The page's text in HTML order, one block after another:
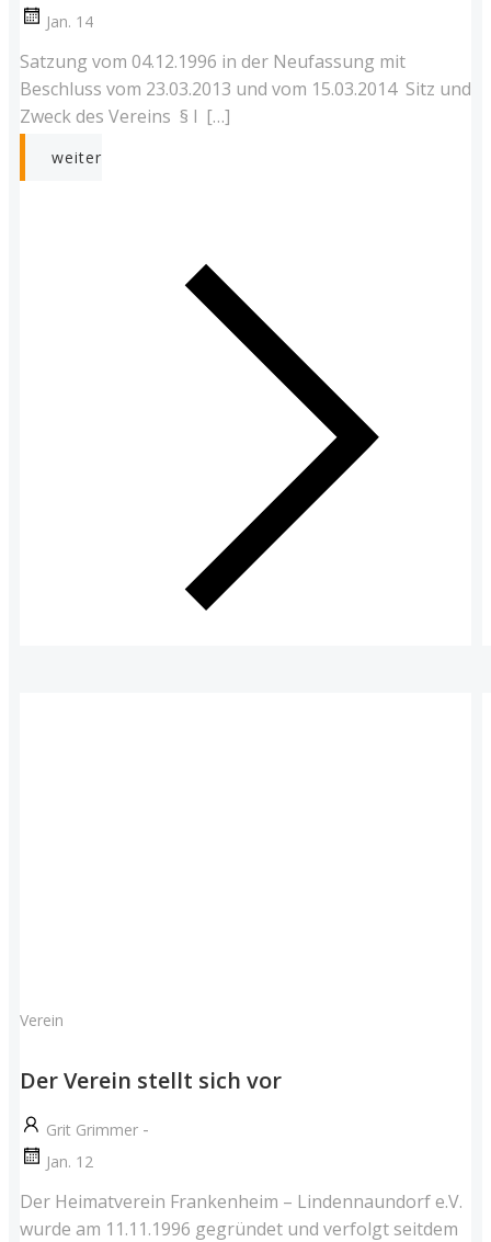
Jan. 14
Satzung vom 04.12.1996 in der Neufassung mit
Beschluss vom 23.03.2013 und vom 15.03.2014 Sitz und
Zweck des Vereins § l […]
weiter
Verein
Der Verein stellt sich vor
Grit Grimmer -
Jan. 12
Der Heimatverein Frankenheim – Lindennaundorf e.V.
wurde am 11.11.1996 gegründet und verfolgt seitdem